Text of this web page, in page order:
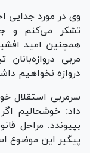
وی در مورد جدایی
تشکر می‌کنم و
همچنین امید
مربی
دروازه نخواهیم
سرمربی استقلال
داد: خوشحالیم
بپیوندد. مراحل
پیگیر این موضوع